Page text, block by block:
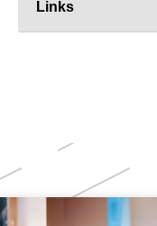
Links
Weitere
Themen